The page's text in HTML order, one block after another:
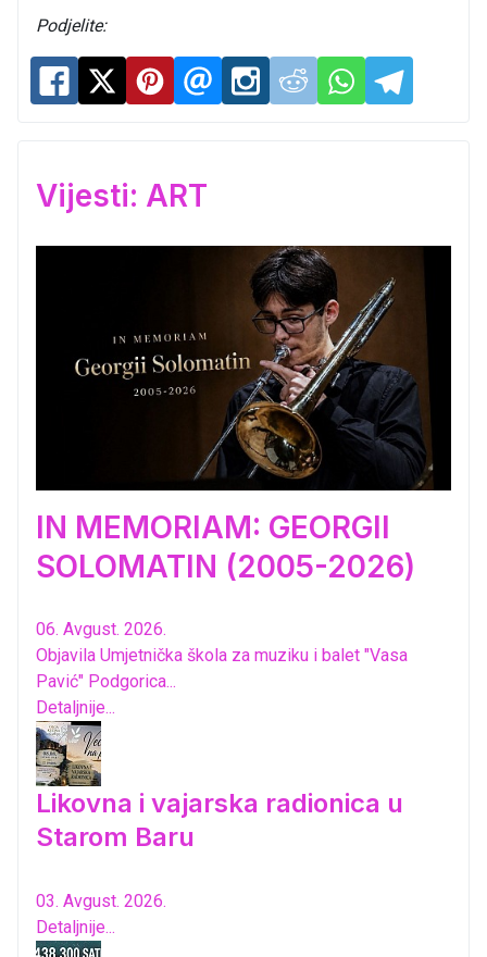
Podjelite:
Vijesti: ART
IN MEMORIAM: GEORGII
SOLOMATIN (2005-2026)
06. Avgust. 2026.
Objavila Umjetnička škola za muziku i balet "Vasa
Pavić" Podgorica...
Detaljnije...
Likovna i vajarska radionica u
Starom Baru
03. Avgust. 2026.
Detaljnije...